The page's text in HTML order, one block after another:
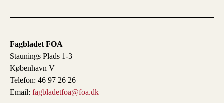
Fagbladet FOA
Staunings Plads 1-3
København V
Telefon: 46 97 26 26
Email: fagbladetfoa@foa.dk